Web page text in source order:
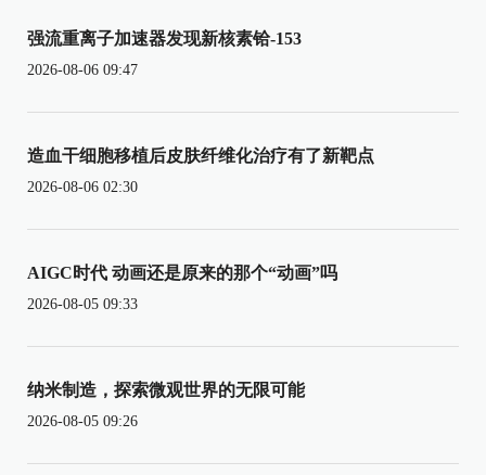
强流重离子加速器发现新核素铪-153
2026-08-06 09:47
造血干细胞移植后皮肤纤维化治疗有了新靶点
2026-08-06 02:30
AIGC时代 动画还是原来的那个“动画”吗
2026-08-05 09:33
纳米制造，探索微观世界的无限可能
2026-08-05 09:26